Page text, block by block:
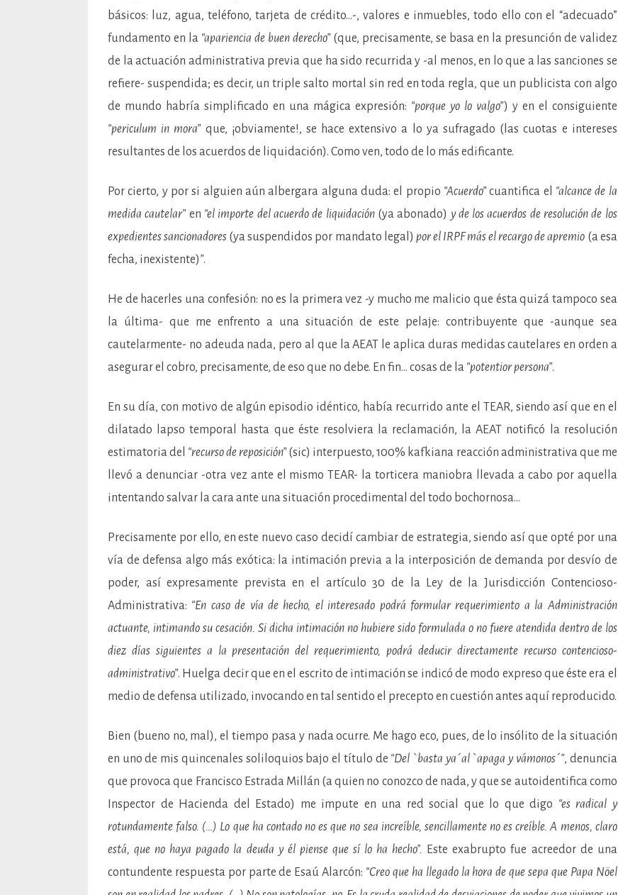
básicos: luz, agua, teléfono, tarjeta de crédito…-, valores e inmuebles, todo ello con el “adecuado”
fundamento en la “apariencia de buen derecho”(que, precisamente, se basa en la presunción de validez
de la actuación administrativa previa que ha sido recurrida y -al menos, en lo que a las sanciones se
refiere- suspendida; es decir, un triple salto mortal sin red en toda regla, que un publicista con algo
de mundo habría simplificado en una mágica expresión: “porque yo lo valgo”) y en el consiguiente
“periculum in mora” que, ¡obviamente!, se hace extensivo a lo ya sufragado (las cuotas e intereses
resultantes de los acuerdos de liquidación). Como ven, todo de lo más edificante.
Por cierto, y por si alguien aún albergara alguna duda: el propio “Acuerdo”cuantifica el “alcance de la
medida cautelar”en “el importe del acuerdo de liquidación (ya abonado) y de los acuerdos de resolución de los
expedientes sancionadores (ya suspendidos por mandato legal) por el IRPF más el recargo de apremio (a esa
fecha, inexistente)”.
He de hacerles una confesión: no es la primera vez -y mucho me malicio que ésta quizá tampoco sea
la última- que me enfrento a una situación de este pelaje: contribuyente que -aunque sea
cautelarmente- no adeuda nada, pero al que la AEAT le aplica duras medidas cautelares en orden a
asegurar el cobro, precisamente, de eso que no debe. En fin… cosas de la “potentior persona”.
En su día, con motivo de algún episodio idéntico, había recurrido ante el TEAR, siendo así que en el
dilatado lapso temporal hasta que éste resolviera la reclamación, la AEAT notificó la resolución
estimatoria del “recurso de reposición”(sic) interpuesto, 100% kafkiana reacción administrativa que me
llevó a denunciar -otra vez ante el mismo TEAR- la torticera maniobra llevada a cabo por aquella
intentando salvar la cara ante una situación procedimental del todo bochornosa…
Precisamente por ello, en este nuevo caso decidí cambiar de estrategia, siendo así que opté por una
vía de defensa algo más exótica: la intimación previa a la interposición de demanda por desvío de
poder, así expresamente prevista en el artículo 30 de la Ley de la Jurisdicción Contencioso-
Administrativa: “En caso de vía de hecho, el interesado podrá formular requerimiento a la Administración
actuante, intimando su cesación. Si dicha intimación no hubiere sido formulada o no fuere atendida dentro de los
diez días siguientes a la presentación del requerimiento, podrá deducir directamente recurso contencioso-
administrativo”. Huelga decir que en el escrito de intimación se indicó de modo expreso que éste era el
medio de defensa utilizado, invocando en tal sentido el precepto en cuestión antes aquí reproducido.
Bien (bueno no, mal), el tiempo pasa y nada ocurre. Me hago eco, pues, de lo insólito de la situación
en uno de mis quincenales soliloquios bajo el título de “Del `basta ya´al `apaga y vámonos´”, denuncia
que provoca que Francisco Estrada Millán (a quien no conozco de nada, y que se autoidentifica como
Inspector de Hacienda del Estado) me impute en una red social que lo que digo “es radical y
rotundamente falso. (…) Lo que ha contado no es que no sea increíble, sencillamente no es creíble. A menos, claro
está, que no haya pagado la deuda y él piense que sí lo ha hecho”. Este exabrupto fue acreedor de una
contundente respuesta por parte de Esaú Alarcón: “Creo que ha llegado la hora de que sepa que Papa Nöel